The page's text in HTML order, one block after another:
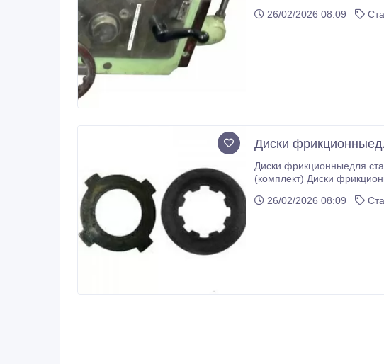
26/02/2026 08:09
Диски
Диски фрикционныедля станков 1к62, 16к20, 1м63 и др. Диски фрикционный 1К62
(комплект) Диски фрикционный 16К20 (комплект) Диски фрикционный 1М63 6 шл. (комплект) Диски фрикционный 1М63 8 шл.
26/02/2026 08:09